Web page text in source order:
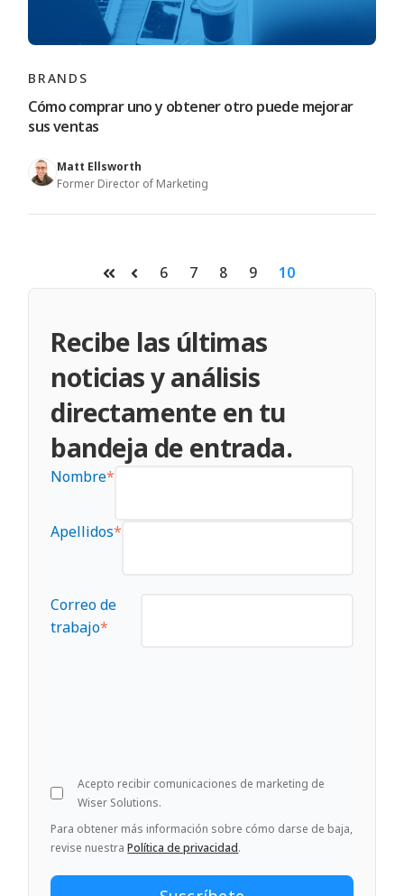
BRANDS
Cómo comprar uno y obtener otro puede mejorar
sus ventas
Matt Ellsworth
Former Director of Marketing
Primera
Anterior
6 7 8 9 10
Recibe las últimas
noticias y análisis
directamente en tu
bandeja de entrada.
Nombre*
Apellidos*
Correo de
trabajo*
Acepto recibir comunicaciones de marketing de
Wiser Solutions.
Para obtener más información sobre cómo darse de baja,
revise nuestraPolítica de privacidad.